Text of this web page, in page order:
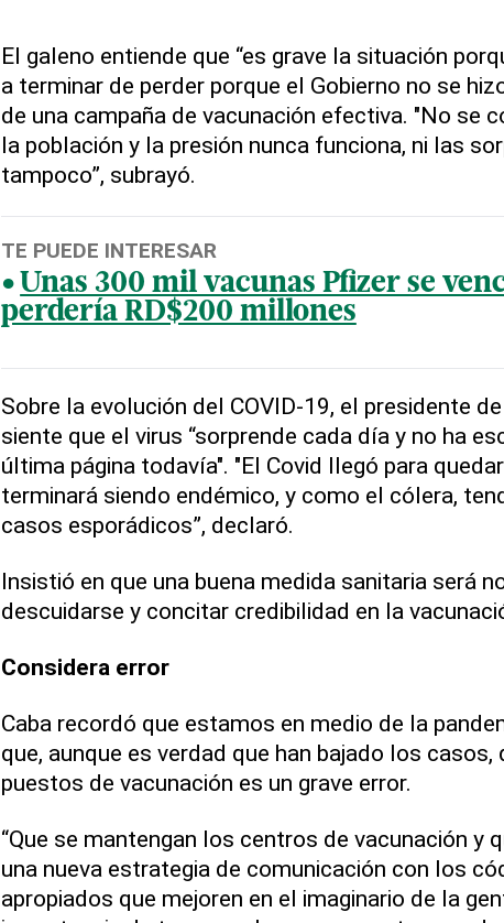
El galeno entiende que “es grave la situación
a terminar de perder porque el Gobierno no se
de una campaña de vacunación efectiva. "No se
la población y la presión nunca funciona, ni las
tampoco”, subrayó.
TE PUEDE INTERESAR
Unas 300 mil vacunas Pfizer se
perdería RD$200 millones
Sobre la evolución del COVID-19, el presidente
siente que el virus “sorprende cada día y no ha
última página todavía". "El Covid llegó para
terminará siendo endémico, y como el cólera,
casos esporádicos”, declaró.
Insistió en que una buena medida sanitaria será
descuidarse y concitar credibilidad en la
Considera error
Caba recordó que estamos en medio de la
que, aunque es verdad que han bajado los casos,
puestos de vacunación es un grave error.
“Que se mantengan los centros de vacunación y
una nueva estrategia de comunicación con los
apropiados que mejoren en el imaginario de la